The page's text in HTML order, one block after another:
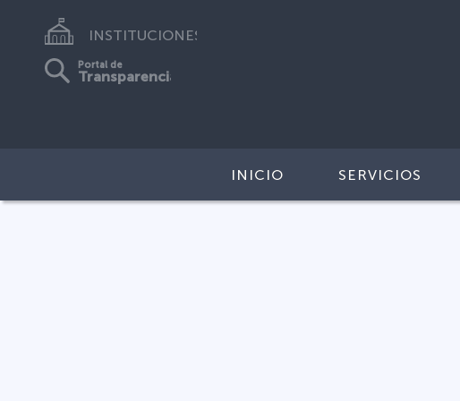
INSTITUCIONES
Portal de
Transparencia
INICIO SERVICIOS